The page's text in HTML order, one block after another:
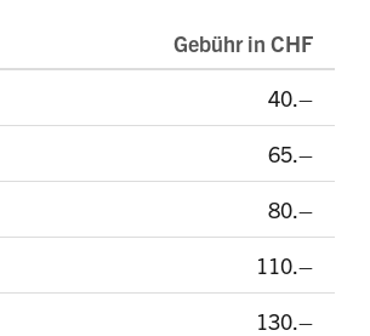
Gebühr in CHF
40.–
65.–
80.–
110.–
130.–